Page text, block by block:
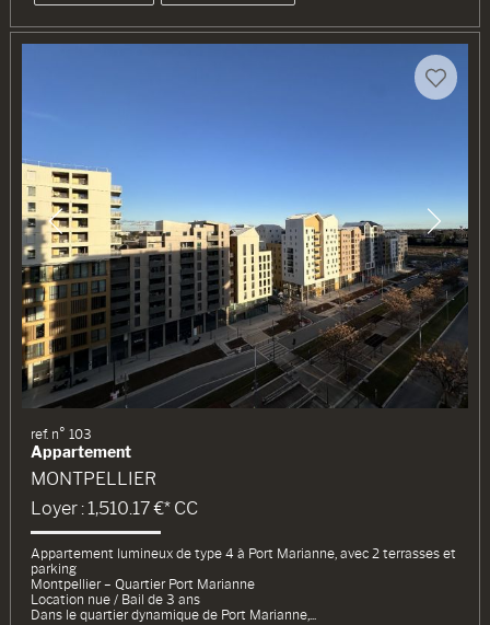
ref. n° 103
Appartement
MONTPELLIER
Loyer : 1,510.17 €* CC
Appartement lumineux de type 4 à Port Marianne, avec 2 terrasses et
parking
Montpellier – Quartier Port Marianne
Location nue / Bail de 3 ans
Dans le quartier dynamique de Port Marianne,...